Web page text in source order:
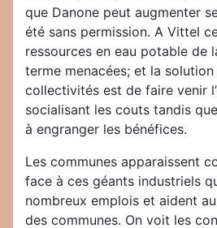
que Danone peut augmenter
été sans permission. A Vittel
ressources en eau potable de
terme menacées; et la
collectivités est de faire venir
socialisant les couts tandis
à engranger les bénéfices.
Les communes apparaissent
face à ces géants industriels
nombreux emplois et aident
des communes. On voit les